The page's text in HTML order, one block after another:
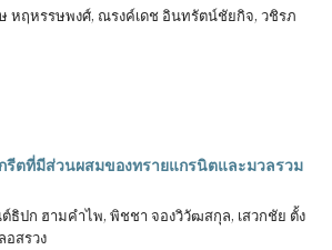
หฤหรรษพงศ์, ณรงค์เดช อินทรัตน์ชัยกิจ, วชิรภ
รีตที่มีส่วนผสมของทรายแกรนิตและมวลรวม
ธิปก ฮามคำไพ, พิชชา จองวิวัฒสกุล, เสวกชัย ตั้ง
อสรวง